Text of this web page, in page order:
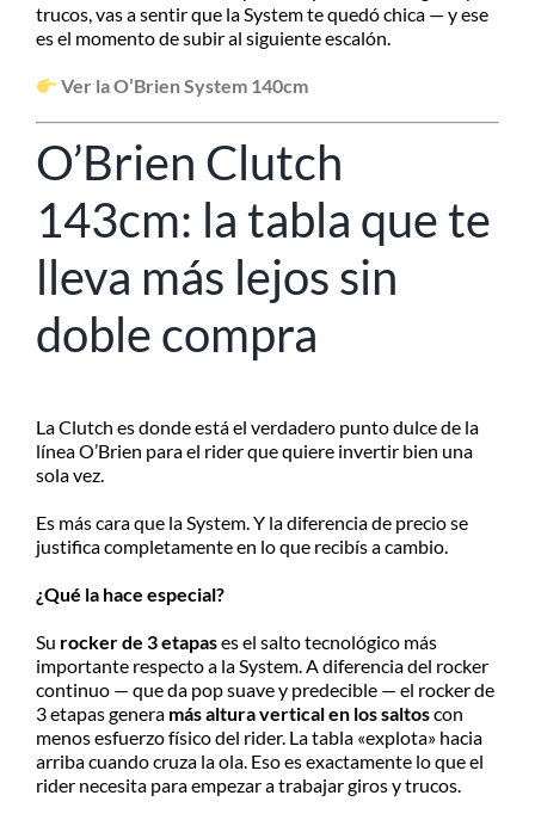
trucos, vas a sentir que la System te quedó chica — y ese
es el momento de subir al siguiente escalón.
Ver la O’Brien System 140cm
O’Brien Clutch
143cm: la tabla que te
lleva más lejos sin
doble compra
La Clutch es donde está el verdadero punto dulce de la
línea O’Brien para el rider que quiere invertir bien una
sola vez.
Es más cara que la System. Y la diferencia de precio se
justifica completamente en lo que recibís a cambio.
¿Qué la hace especial?
Su rocker de 3 etapases el salto tecnológico más
importante respecto a la System. A diferencia del rocker
continuo — que da pop suave y predecible — el rocker de
3 etapas genera más altura vertical en los saltoscon
menos esfuerzo físico del rider. La tabla «explota» hacia
arriba cuando cruza la ola. Eso es exactamente lo que el
rider necesita para empezar a trabajar giros y trucos.